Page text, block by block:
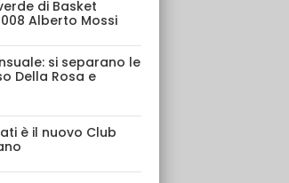
di Basket
Alberto Mossi
si separano le
Della Rosa e
è il nuovo Club